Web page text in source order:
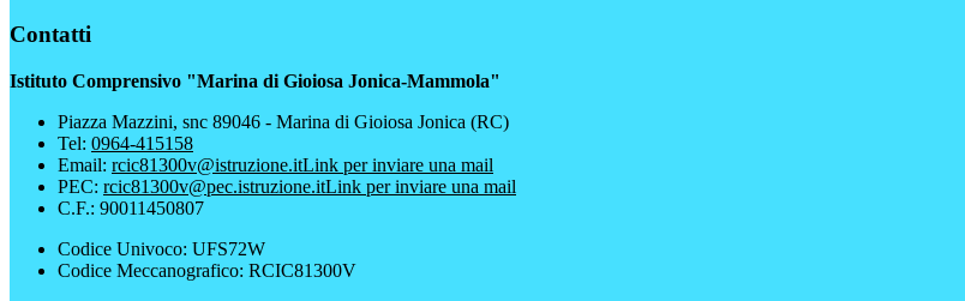
Contatti
Istituto Comprensivo "Marina di Gioiosa Jonica-Mammola"
Piazza Mazzini, snc 89046 - Marina di Gioiosa Jonica (RC)
Tel: 0964-415158
Email: rcic81300v@istruzione.itLink per inviare una mail
PEC: rcic81300v@pec.istruzione.itLink per inviare una mail
C.F.: 90011450807
Codice Univoco: UFS72W
Codice Meccanografico: RCIC81300V